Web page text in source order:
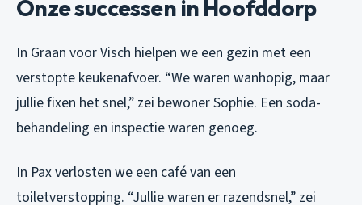
Onze successen in Hoofddorp
In Graan voor Visch hielpen we een gezin met een
verstopte keukenafvoer. “We waren wanhopig, maar
jullie fixen het snel,” zei bewoner Sophie. Een soda-
behandeling en inspectie waren genoeg.
In Pax verlosten we een café van een
toiletverstopping. “Jullie waren er razendsnel,” zei